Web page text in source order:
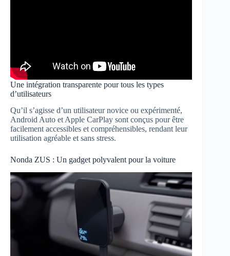
Une intégration transparente pour tous les types
d’utilisateurs
Qu’il s’agisse d’un utilisateur novice ou expérimenté,
Android Auto et Apple CarPlay sont conçus pour être
facilement accessibles et compréhensibles, rendant leur
utilisation agréable et sans stress.
Nonda ZUS : Un gadget polyvalent pour la voiture